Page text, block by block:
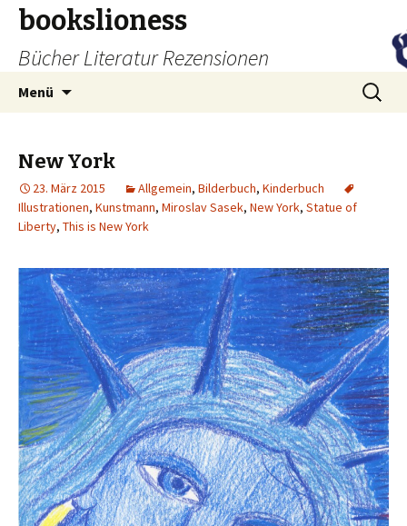
bookslioness
Bücher Literatur Rezensionen
Menü
Suchen
nach:
New York
23. März 2015 Allgemein, Bilderbuch, Kinderbuch
Illustrationen, Kunstmann, Miroslav Sasek, New York, Statue of
Liberty, This is New York